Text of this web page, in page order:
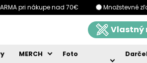
pri nákupe nad 70€ Množstevné
Vlastný
MERCH
Foto